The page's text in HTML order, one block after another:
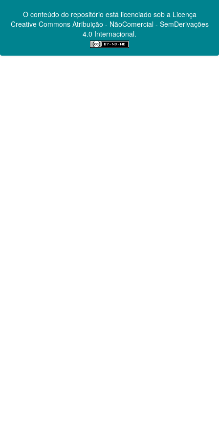
O conteúdo do repositório está licenciado sob a Licença
Creative CommonsAtribuição - NãoComercial - SemDerivações
4.0 Internacional.